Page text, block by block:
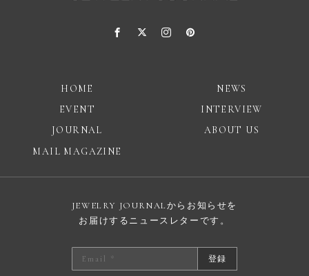
HOME
NEWS
EVENT
INTERVIEW
JOURNAL
ABOUT US
MAIL MAGAZINE
JEWELRY JOURNALからお知らせを
お届けするニュースレターです。
登録